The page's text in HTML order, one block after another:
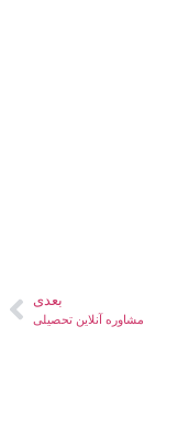
بعدی
مشاوره آنلاین تحصیلی